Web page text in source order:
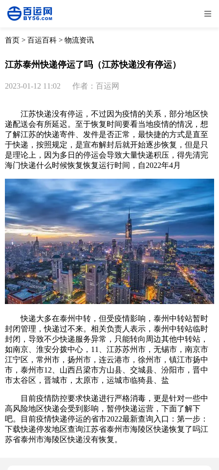
全部 物流资讯
取消
首页 > 百运百科 > 物流资讯
江苏泰州快递停运了吗（江苏快递没有停运）
2023-01-12 11:02 作者：百运网
江苏快递没有停运，不过因为疫情的关系，部分地区快
递配送会有所延迟。至于恢复时间要看当地疫情的情况，想
了解江苏的快递寄件、发件是否正常，最快捷的方式是直至
于快递，按照规定，是宣布解封后就开始逐步恢复，但是只
是理论上，因为多日的停运会导致大量快递积压，得先清完
海门快递什么时候恢复恢复运行时间，自2022年4月
快递大多在泰州中转，但受疫情影响，泰州中转站暂时
封闭管理，快递过不来。相关负责人表示，泰州中转站临时
封闭，导致不少快递服务异常，只能转向周边其他中转站，
如南京、淮安分拨中心，11、江苏苏州市，无锡市，南京市
江宁区，常州市，扬州市，连云港市，徐州市，镇江市扬中
市，泰州市12、山西吕梁市方山县、交城县、汾阳市，晋中
市太谷区，晋城市，太原市，运城市临猗县、盐
目前疫情防控要求快递进行严格消毒，更是针对一些中
高风险地区快递会受到影响，暂停快递运营，下面了解下
吧。目前疫情快递停运的省市2022最新查询入口：第一步：
下载快递停发地区查询江苏省泰州市海陵区快递恢复了吗江
苏省泰州市海陵区快递没有恢复。